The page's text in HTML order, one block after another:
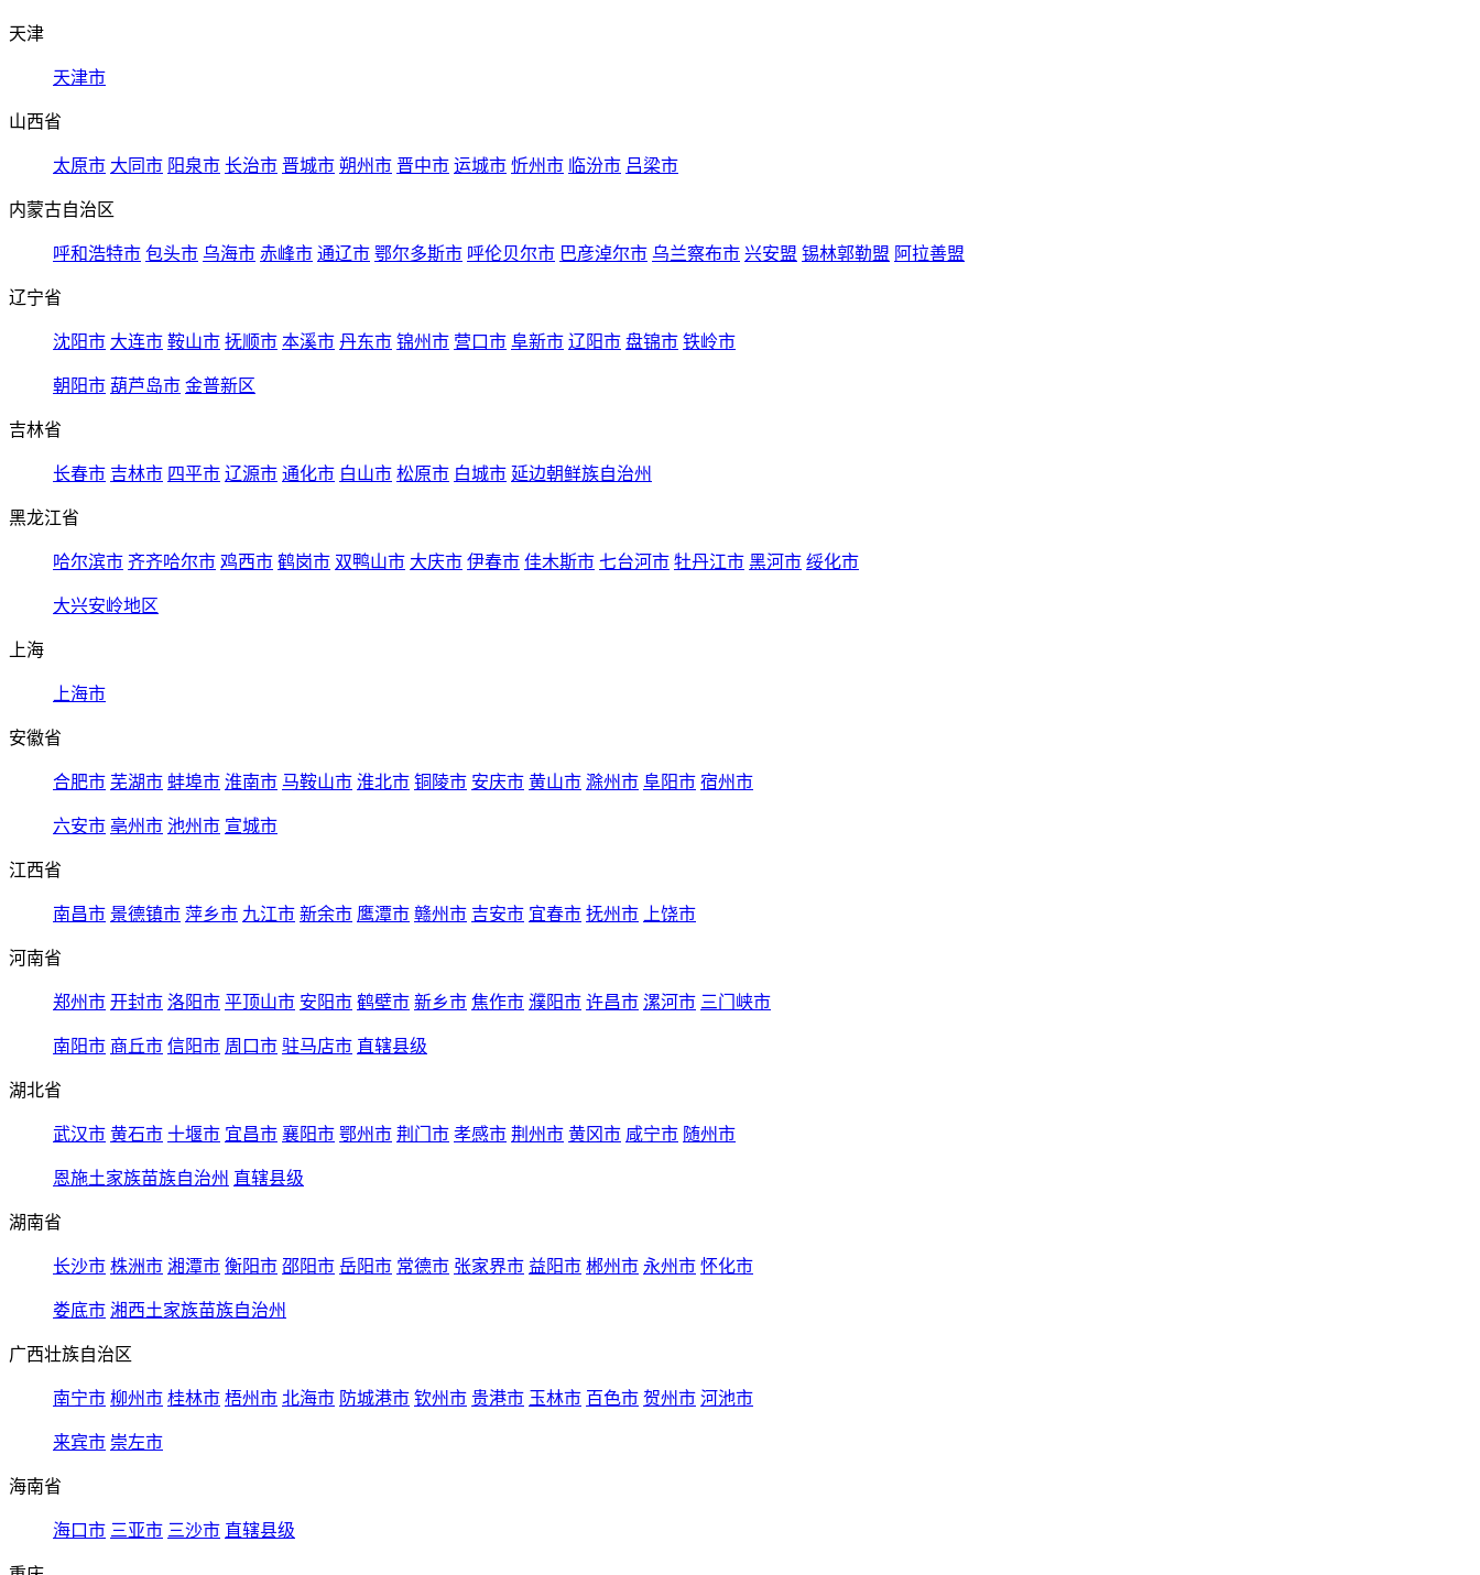
天津
天津市
山西省
太原市 大同市 阳泉市 长治市 晋城市 朔州市 晋中市 运城市 忻州市 临汾市 吕梁市
内蒙古自治区
呼和浩特市 包头市 乌海市 赤峰市 通辽市 鄂尔多斯市 呼伦贝尔市 巴彦淖尔市 乌兰察布市 兴安盟 锡林郭勒盟 阿拉善盟
辽宁省
沈阳市 大连市 鞍山市 抚顺市 本溪市 丹东市 锦州市 营口市 阜新市 辽阳市 盘锦市 铁岭市
朝阳市 葫芦岛市 金普新区
吉林省
长春市 吉林市 四平市 辽源市 通化市 白山市 松原市 白城市 延边朝鲜族自治州
黑龙江省
哈尔滨市 齐齐哈尔市 鸡西市 鹤岗市 双鸭山市 大庆市 伊春市 佳木斯市 七台河市 牡丹江市 黑河市 绥化市
大兴安岭地区
上海
上海市
安徽省
合肥市 芜湖市 蚌埠市 淮南市 马鞍山市 淮北市 铜陵市 安庆市 黄山市 滁州市 阜阳市 宿州市
六安市 亳州市 池州市 宣城市
江西省
南昌市 景德镇市 萍乡市 九江市 新余市 鹰潭市 赣州市 吉安市 宜春市 抚州市 上饶市
河南省
郑州市 开封市 洛阳市 平顶山市 安阳市 鹤壁市 新乡市 焦作市 濮阳市 许昌市 漯河市 三门峡市
南阳市 商丘市 信阳市 周口市 驻马店市 直辖县级
湖北省
武汉市 黄石市 十堰市 宜昌市 襄阳市 鄂州市 荆门市 孝感市 荆州市 黄冈市 咸宁市 随州市
恩施土家族苗族自治州 直辖县级
湖南省
长沙市 株洲市 湘潭市 衡阳市 邵阳市 岳阳市 常德市 张家界市 益阳市 郴州市 永州市 怀化市
娄底市 湘西土家族苗族自治州
广西壮族自治区
南宁市 柳州市 桂林市 梧州市 北海市 防城港市 钦州市 贵港市 玉林市 百色市 贺州市 河池市
来宾市 崇左市
海南省
海口市 三亚市 三沙市 直辖县级